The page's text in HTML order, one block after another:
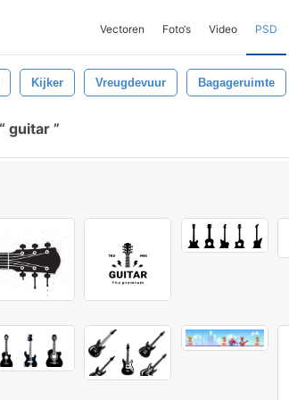
Vectoren Foto‘s Video PSD
Kijker Vreugdevuur Bagageruimte
guitar